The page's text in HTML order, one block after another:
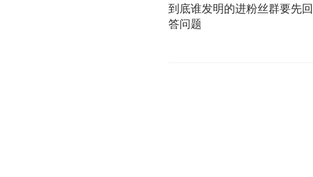
到底谁发明的进粉丝群要先回
答问题